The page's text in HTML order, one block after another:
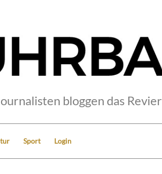
bloggen das Revier
Sport Login